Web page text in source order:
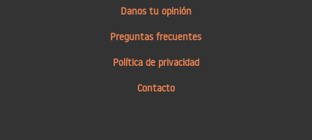
Danos tu opinión
Preguntas frecuentes
Política de privacidad
Contacto